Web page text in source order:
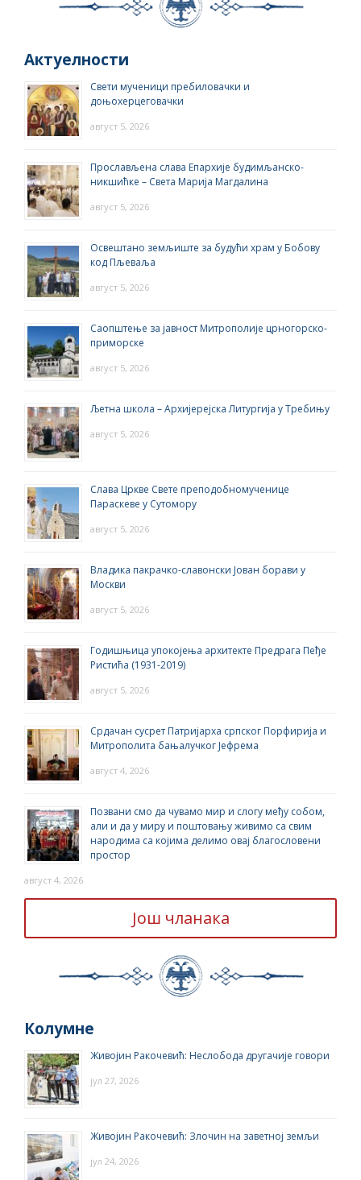
Актуелности
Свети мученици пребиловачки и
доњохерцеговачки
август 5, 2026
Прослављена слава Епархије будимљанско-
никшићке – Света Марија Магдалина
август 5, 2026
Освештано земљиште за будући храм у Бобову
код Пљеваља
август 5, 2026
Саопштење за јавност Митрополије црногорско-
приморске
август 5, 2026
Љетна школа – Архијерејска Литургија у Требињу
август 5, 2026
Слава Цркве Свете преподобномученице
Параскеве у Сутомору
август 5, 2026
Владика пакрачко-славонски Јован борави у
Москви
август 5, 2026
Годишњица упокојења архитекте Предрага Пеђе
Ристића (1931-2019)
август 5, 2026
Срдачан сусрет Патријарха српског Порфирија и
Митрополита бањалучког Јефрема
август 4, 2026
Позвани смо да чувамо мир и слогу међу собом,
али и да у миру и поштовању живимо са свим
народима са којима делимо овај благословени
простор
август 4, 2026
Још чланака
Колумне
Живојин Ракочевић: Неслобода другачије говори
јул 27, 2026
Живојин Ракочевић: Злочин на заветној земљи
јул 24, 2026